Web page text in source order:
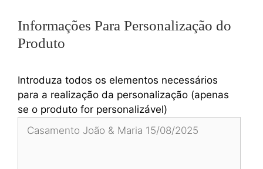
Informações Para Personalização do
Produto
Introduza todos os elementos necessários
para a realização da personalização (apenas
se o produto for personalizável)